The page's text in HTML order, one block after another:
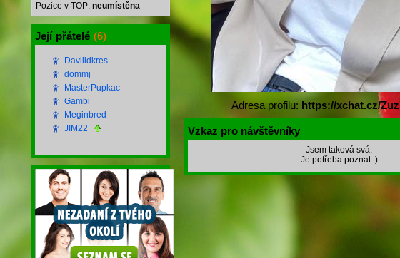
Pozice v TOP: neumístěna
Její přátelé (6)
Daviiidkres
dommj
MasterPupkac
Gambi
Meginbred
JIM22
Adresa profilu: https://xchat.cz/
Vzkaz pro návštěvníky
Jsem taková svá.
Je potřeba poznat :)